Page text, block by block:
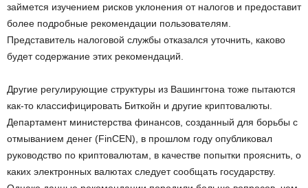
займется изучением рисков уклонения от налогов и предоставит
более подробные рекомендации пользователям.
Представитель налоговой службы отказался уточнить, каково
будет содержание этих рекомендаций.
Другие регулирующие структуры из Вашингтона тоже пытаются
как-то классифицировать Биткойн и другие криптовалюты.
Департамент министерства финансов, созданный для борьбы с
отмыванием денег (FinCEN), в прошлом году опубликовал
руководство по криптовалютам, в качестве попытки прояснить, о
каких электронных валютах следует сообщать государству.